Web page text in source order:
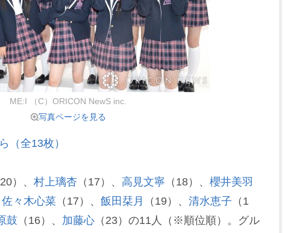
ME:I （C）ORICON NewS inc.
写真ページを見る
（全13枚）
20）、 村上璃杏 （17）、 高見文寧 （18）、 櫻井美羽
佐々木心菜 （17）、 飯田栞月 （19）、 清水恵子 （1
鼓 （16）、 加藤心 （23）の11人（※順位順）。グル